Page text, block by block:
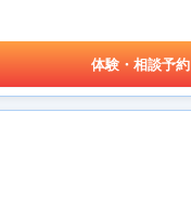
体験・相談予約